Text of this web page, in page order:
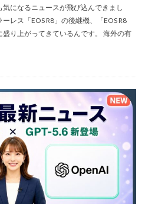
になるニュースが飛び込んできまし
レス「EOS R8」の後継機、「EOS R8
り上がってきているんです。 海外の有
AppleTV
AppleWatchUltra3
AppStore アプリ値上げ
Beats EP
Canon
Canon C50
EOS R5 MarkⅡ
Carkeys
Claude Fable 5
Claude Opus 5
CP+ 2026
CP+2026
2025
シリーズ
DJI Mini 5 Pro